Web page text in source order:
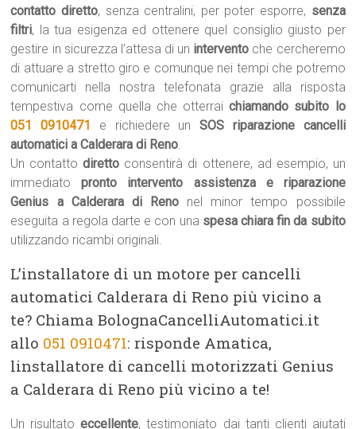
contatto diretto, senza centralini, per poter esporre, senza
filtri, la tua esigenza ed ottenere quel consiglio giusto per
gestire in sicurezza l’attesa di un intervento che cercheremo
di attuare a stretto giro e comunque nei tempi che potremo
comunicarti nella nostra telefonata grazie alla risposta
tempestiva come quella che otterraichiamando subito lo
051 0910471
e richiedere unSOS riparazione cancelli
automatici a Calderara di Reno.
Un contattodiretto consentirà di ottenere, ad esempio, un
immediatopronto intervento assistenza e riparazione
Genius a Calderara di Reno nel minor tempo possibile
eseguita a regola darte e con una spesa chiara fin da subito
utilizzando ricambi originali.
L’installatore di un motore per cancelli
automatici Calderara di Reno più vicino a
te? Chiama BolognaCancelliAutomatici.it
allo 051 0910471: risponde Amatica,
linstallatore di cancelli motorizzati Genius
a Calderara di Reno più vicino a te!
Un risultatoeccellente, testimoniato dai tanti clienti aiutati